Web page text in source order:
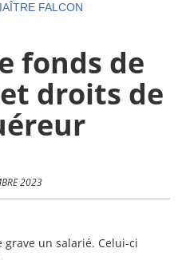
FALCON
fonds de
droits de
2023
un salarié. Celui-ci